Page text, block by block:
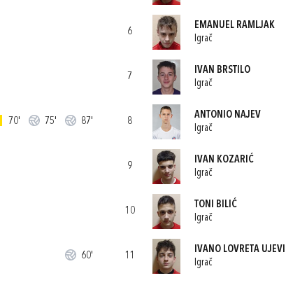
70' 75' 87'
60'
6
EMANUEL RAMLJAK
Igrač
7
IVAN BRSTILO
Igrač
8
ANTONIO NAJEV
Igrač
9
IVAN KOZARIĆ
Igrač
10
TONI BILIĆ
Igrač
11
IVANO LOVRETA
Igrač